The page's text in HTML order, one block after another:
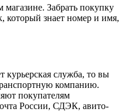
Забрать покупку
который знает номер и имя,
курьерская служба, то вы
компанию.
покупателям
России, СДЭК, авито-